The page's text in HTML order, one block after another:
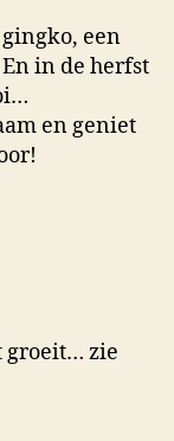
een
in de herfst
en geniet
groeit… zie